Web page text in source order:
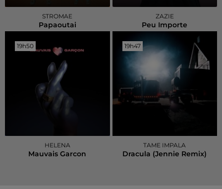
STROMAE
Papaoutai
ZAZIE
Peu Importe
19h50
19h50
HELENA
Mauvais Garcon
19h47
19h47
TAME IMPALA
Dracula (jennie Remix)